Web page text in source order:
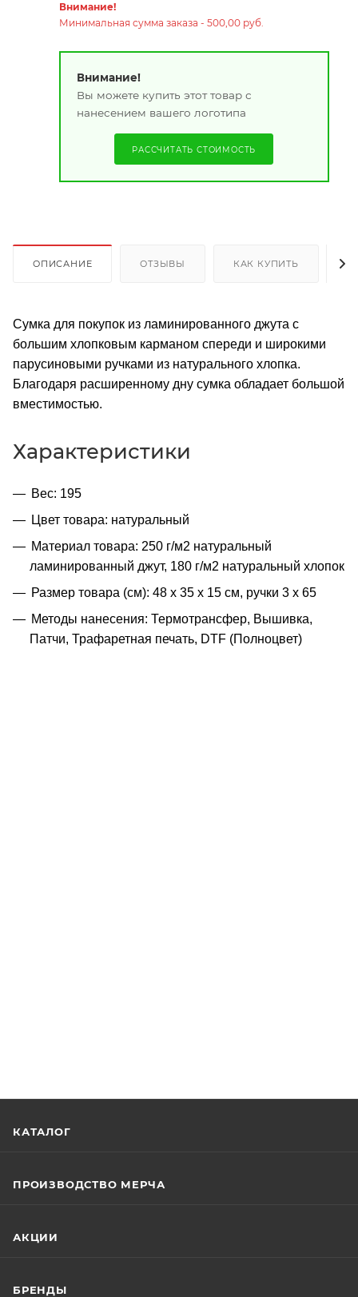
Внимание!
Минимальная сумма заказа - 500,00 руб.
Внимание!
Вы можете купить этот товар с
нанесением вашего логотипа
РАССЧИТАТЬ СТОИМОСТЬ
ОПИСАНИЕ ОТЗЫВЫ КАК КУПИТЬ
Сумка для покупок из ламинированного джута с
большим хлопковым карманом спереди и широкими
парусиновыми ручками из натурального хлопка.
Благодаря расширенному дну сумка обладает большой
вместимостью.
Характеристики
Вес: 195
Цвет товара: натуральный
Материал товара: 250 г/м2 натуральный
ламинированный джут, 180 г/м2 натуральный хлопок
Размер товара (см): 48 х 35 х 15 см, ручки 3 х 65
Методы нанесения: Термотрансфер, Вышивка,
Патчи, Трафаретная печать, DTF (Полноцвет)
КАТАЛОГ
ПРОИЗВОДСТВО МЕРЧА
АКЦИИ
БРЕНДЫ